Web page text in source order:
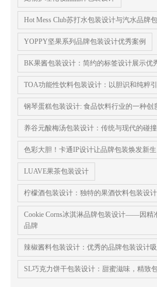
Hot Mess Club苏打水包装设计与汽水品牌
YOPPY坚果系列品牌包装设计优秀案例
BK果酱包装设计：简约的标签设计展示优
TOA功能性饮料包装设计：以胆识和纯粹
钢琴蛋糕包装设计​: 食品饮料行业的一种创
养谷元酸梅汤包装设计：传统与现代的碰撞
色彩大胆！卡通IP设计让品牌包装焕发新生
LUAVE果茶包装设计
柠檬酒包装设计：独特的果酒饮料包装设计
‌Cookie Corns冰淇淋品牌包装设计——因精
品牌
辣椒酱料包装设计：优秀的品牌包装设计
SL巧克力饼干包装设计：甜蜜滋味，精致